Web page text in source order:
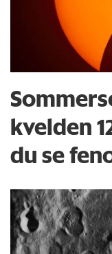
kvelden
du se